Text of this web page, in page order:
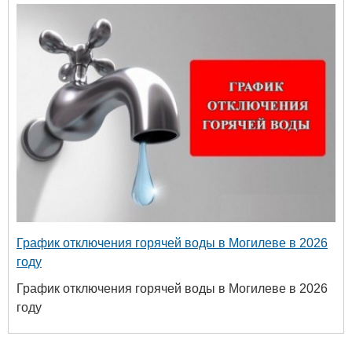
График отключения горячей воды в Могилеве в 2026
году
График отключения горячей воды в Могилеве в 2026
году